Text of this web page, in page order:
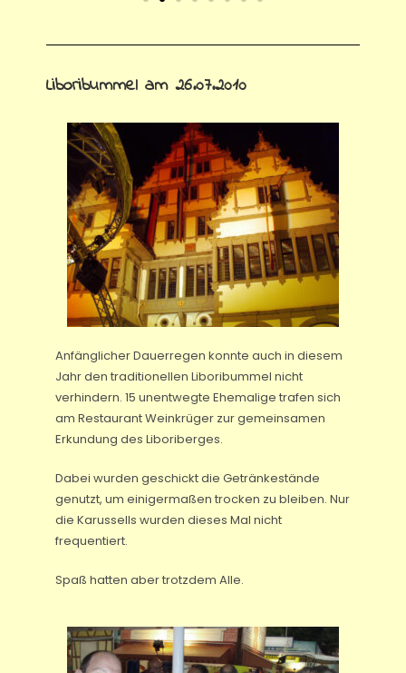
Liboribummel am 26.07.2010
Anfänglicher Dauerregen konnte auch in diesem
Jahr den traditionellen Liboribummel nicht
verhindern. 15 unentwegte Ehemalige trafen sich
am Restaurant Weinkrüger zur gemeinsamen
Erkundung des Liboriberges.
Dabei wurden geschickt die Getränkestände
genutzt, um einigermaßen trocken zu bleiben. Nur
die Karussells wurden dieses Mal nicht
frequentiert.
Spaß hatten aber trotzdem Alle.